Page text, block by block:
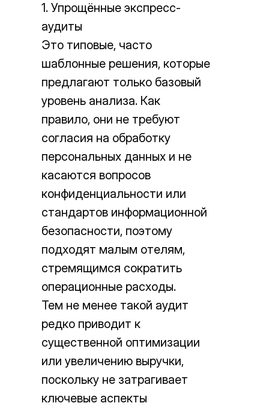
1. Упрощённые экспресс-
аудиты
Это типовые, часто
шаблонные решения, которые
предлагают только базовый
уровень анализа. Как
правило, они не требуют
согласия на обработку
персональных данных и не
касаются вопросов
конфиденциальности или
стандартов информационной
безопасности, поэтому
подходят малым отелям,
стремящимся сократить
операционные расходы.
Тем не менее такой аудит
редко приводит к
существенной оптимизации
или увеличению выручки,
поскольку не затрагивает
ключевые аспекты